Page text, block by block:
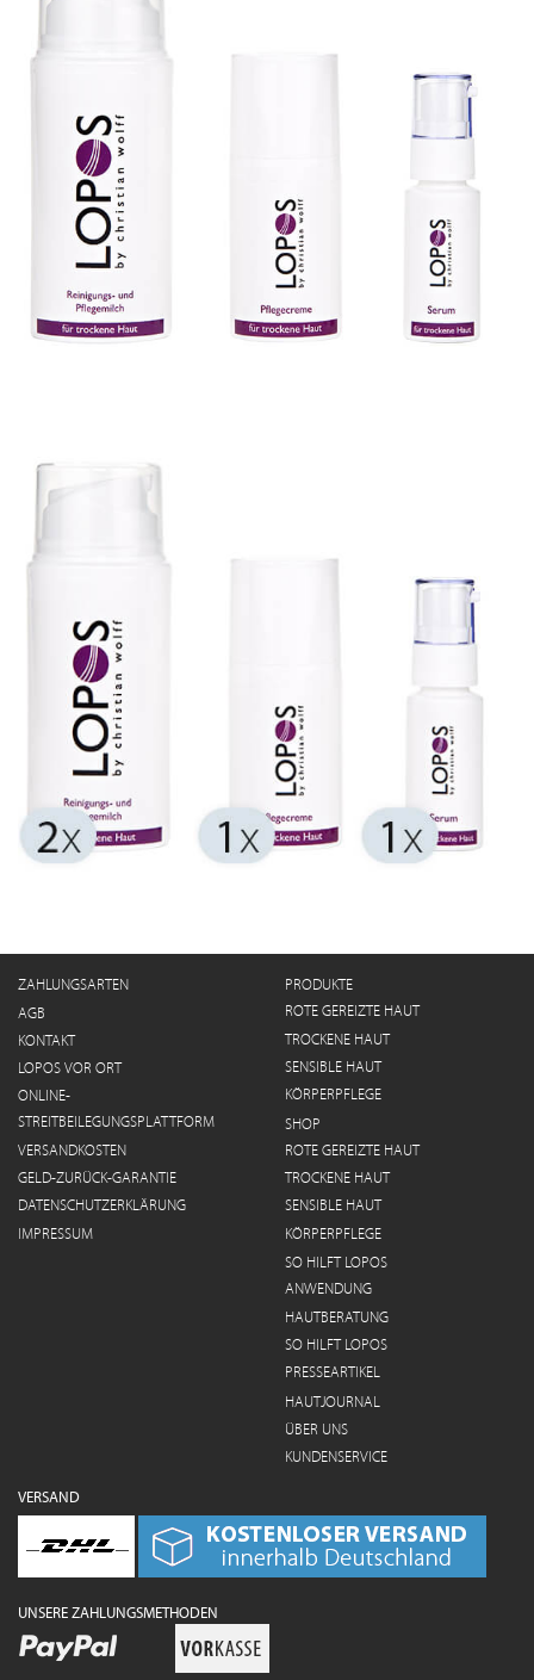
ZAHLUNGSARTEN
AGB
KONTAKT
LOPOS VOR ORT
ONLINE-
STREITBEILEGUNGSPLATTFORM
VERSANDKOSTEN
GELD-ZURÜCK-GARANTIE
DATENSCHUTZERKLÄRUNG
IMPRESSUM
PRODUKTE
ROTE GEREIZTE HAUT
TROCKENE HAUT
SENSIBLE HAUT
KÖRPERPFLEGE
SHOP
ROTE GEREIZTE HAUT
TROCKENE HAUT
SENSIBLE HAUT
KÖRPERPFLEGE
SO HILFT LOPOS
ANWENDUNG
HAUTBERATUNG
SO HILFT LOPOS
PRESSEARTIKEL
HAUTJOURNAL
ÜBER UNS
KUNDENSERVICE
VERSAND
UNSERE ZAHLUNGSMETHODEN